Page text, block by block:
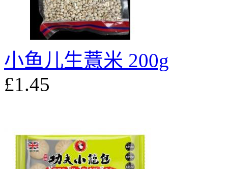
小鱼儿生薏米 200g
£1.45